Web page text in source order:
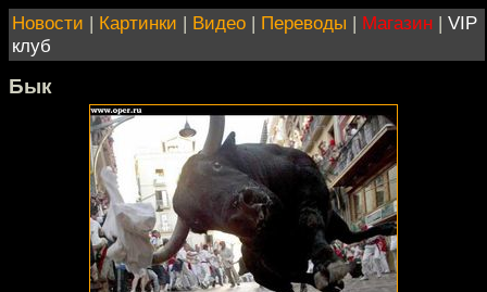
Новости | Картинки | Видео | Переводы | Магазин | VIP
клуб
Бык